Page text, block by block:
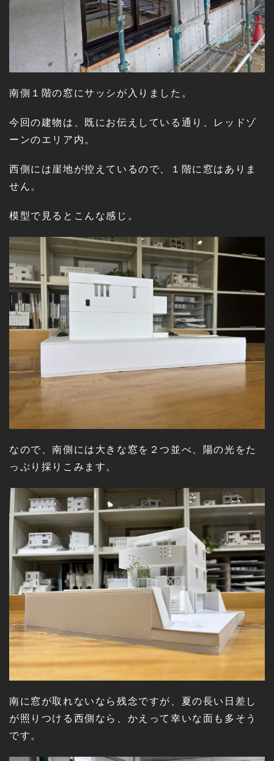
南側１階の窓にサッシが入りました。
今回の建物は、既にお伝えしている通り、レッドゾ
ーンのエリア内。
西側には崖地が控えているので、１階に窓はありま
せん。
模型で見るとこんな感じ。
なので、南側には大きな窓を２つ並べ、陽の光をた
っぷり採りこみます。
南に窓が取れないなら残念ですが、夏の長い日差し
が照りつける西側なら、かえって幸いな面も多そう
です。